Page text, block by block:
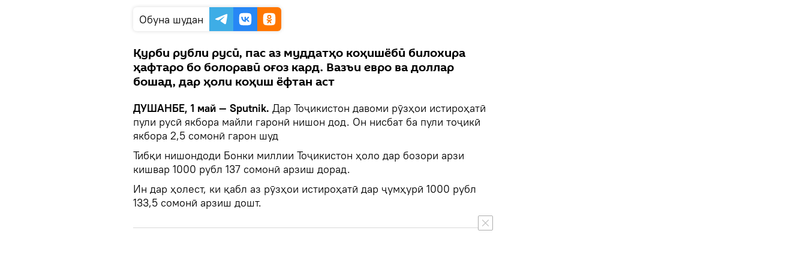
Обуна шудан
Қурби рубли русӣ, пас аз муддатҳо коҳишёбӣ билохира
ҳафтаро бо болоравӣ оғоз кард. Вазъи евро ва доллар
бошад, дар ҳоли коҳиш ёфтан аст
ДУШАНБЕ, 1 май — Sputnik. Дар Тоҷикистон давоми рӯзҳои истироҳатӣ
пули русӣ якбора майли гаронӣ нишон дод. Он нисбат ба пули тоҷикӣ
якбора 2,5 сомонӣ гарон шуд
Тибқи нишондоди Бонки миллии Тоҷикистон ҳоло дар бозори арзи
кишвар 1000 рубл 137 сомонӣ арзиш дорад.
Ин дар ҳолест, ки қабл аз рӯзҳои истироҳатӣ дар ҷумҳурӣ 1000 рубл
133,5 сомонӣ арзиш дошт.